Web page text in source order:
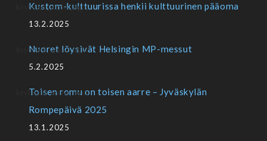
Kustom-kulttuurissa henkii kulttuurinen pääoma
13.2.2025
Nuoret löysivät Helsingin MP-messut
5.2.2025
Toisen romu on toisen aarre – Jyväskylän
Rompepäivä 2025
13.1.2025